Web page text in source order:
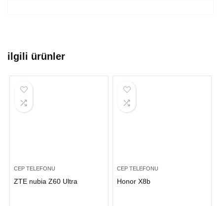
ilgili ürünler
CEP TELEFONU
ZTE nubia Z60 Ultra
CEP TELEFONU
Honor X8b